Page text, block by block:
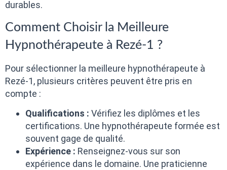
durables.
Comment Choisir la Meilleure
Hypnothérapeute à Rezé-1 ?
Pour sélectionner la meilleure hypnothérapeute à
Rezé-1, plusieurs critères peuvent être pris en
compte :
Qualifications : Vérifiez les diplômes et les
certifications. Une hypnothérapeute formée est
souvent gage de qualité.
Expérience : Renseignez-vous sur son
expérience dans le domaine. Une praticienne